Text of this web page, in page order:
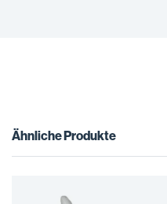
Ähnliche Produkte